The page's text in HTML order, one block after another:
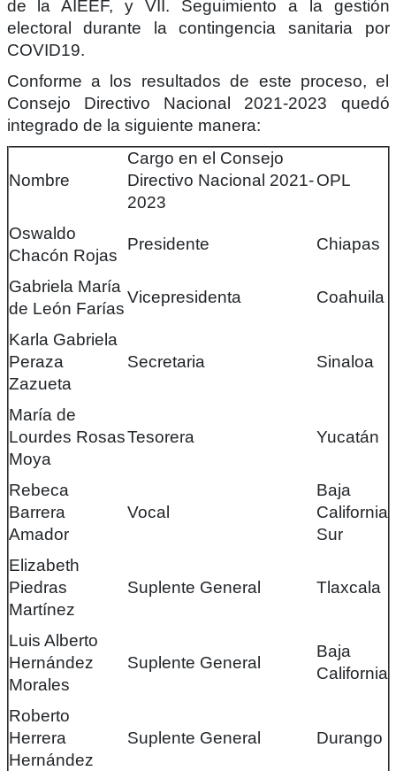
de la AIEEF, y VII. Seguimiento a la gestión
electoral durante la contingencia sanitaria por
COVID19.
Conforme a los resultados de este proceso, el
Consejo Directivo Nacional 2021-2023 quedó
integrado de la siguiente manera:
Nombre
Cargo en el Consejo
Directivo Nacional 2021-
2023
OPL
Oswaldo
Chacón Rojas
Presidente Chiapas
Gabriela María
de León Farías
Vicepresidenta Coahuila
Karla Gabriela
Peraza
Zazueta
Secretaria Sinaloa
María de
Lourdes Rosas
Moya
Tesorera Yucatán
Rebeca
Barrera
Amador
Vocal
Baja
California
Sur
Elizabeth
Piedras
Martínez
Suplente General Tlaxcala
Luis Alberto
Hernández
Morales
Suplente General
Baja
California
Roberto
Herrera
Hernández
Suplente General Durango